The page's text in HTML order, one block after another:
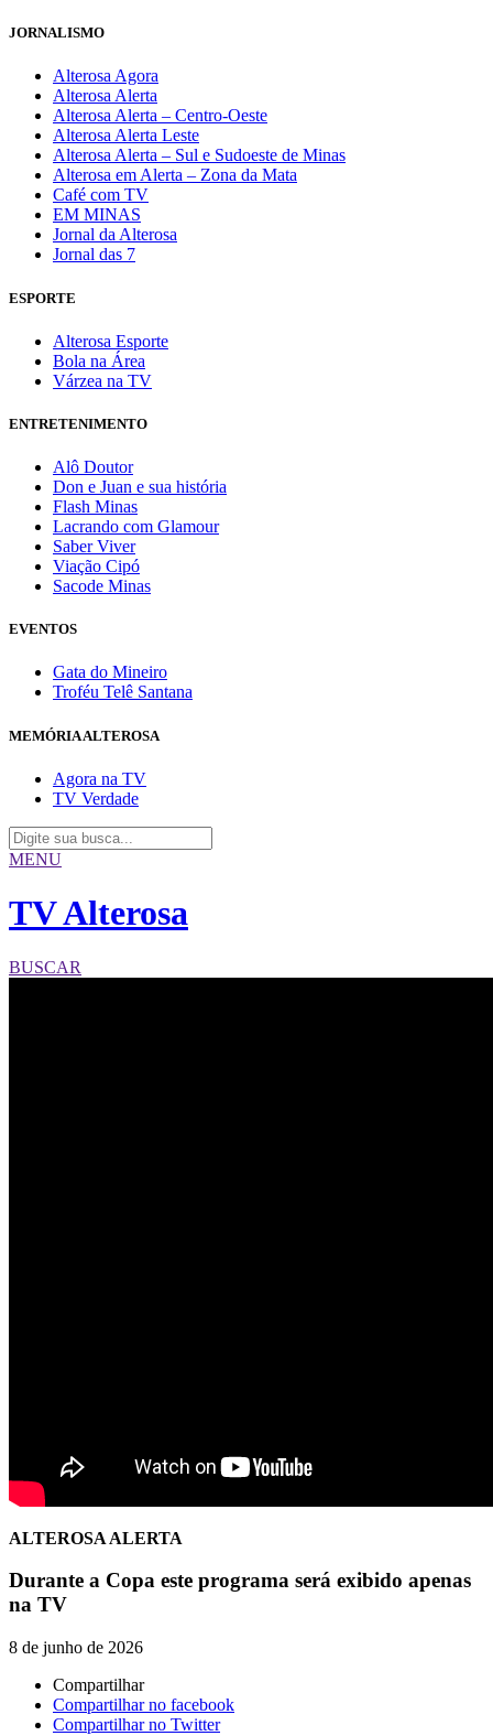
JORNALISMO
Alterosa Agora
Alterosa Alerta
Alterosa Alerta – Centro-Oeste
Alterosa Alerta Leste
Alterosa Alerta – Sul e Sudoeste de Minas
Alterosa em Alerta – Zona da Mata
Café com TV
EM MINAS
Jornal da Alterosa
Jornal das 7
ESPORTE
Alterosa Esporte
Bola na Área
Várzea na TV
ENTRETENIMENTO
Alô Doutor
Don e Juan e sua história
Flash Minas
Lacrando com Glamour
Saber Viver
Viação Cipó
Sacode Minas
EVENTOS
Gata do Mineiro
Troféu Telê Santana
MEMÓRIA ALTEROSA
Agora na TV
TV Verdade
MENU
TV Alterosa
BUSCAR
ALTEROSA ALERTA
Durante a Copa este programa será exibido apenas
na TV
8 de junho de 2026
Compartilhar
Compartilhar no facebook
Compartilhar no Twitter